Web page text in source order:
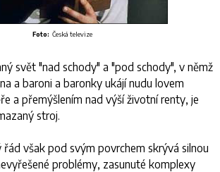
Foto: Česká televize
svět "nad schody" a "pod schody", v němž
a baroni a baronky ukájí nudu lovem
a přemýšlením nad výší životní renty, je
stroj.
řád však pod svým povrchem skrývá silnou
problémy, zasunuté komplexy